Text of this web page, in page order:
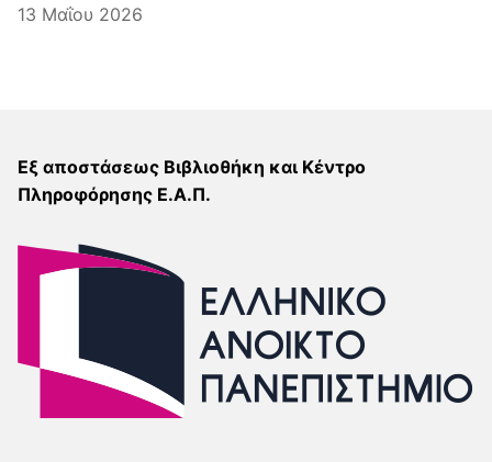
13 Μαΐου 2026
Εξ αποστάσεως Βιβλιοθήκη και Κέντρο
Πληροφόρησης Ε.Α.Π.